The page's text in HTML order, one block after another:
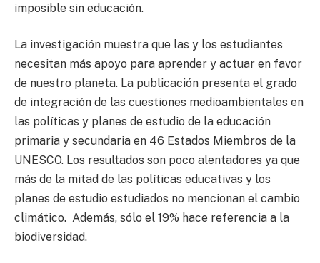
imposible sin educación.
La investigación muestra que las y los estudiantes
necesitan más apoyo para aprender y actuar en favor
de nuestro planeta. La publicación presenta el grado
de integración de las cuestiones medioambientales en
las políticas y planes de estudio de la educación
primaria y secundaria en 46 Estados Miembros de la
UNESCO. Los resultados son poco alentadores ya que
más de la mitad de las políticas educativas y los
planes de estudio estudiados no mencionan el cambio
climático. Además, sólo el 19% hace referencia a la
biodiversidad.